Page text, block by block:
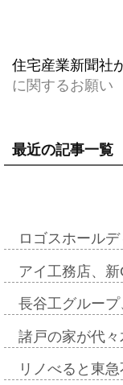
住宅産業新聞社
に関するお願い
最近の記事一覧
ロゴスホール
アイ工務店、
長谷工グルー
諸戸の家が代
リノべると東